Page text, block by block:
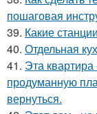
пошаговая
39. Какие
40. Отдельная
41. Эта
продуманную
вернуться.